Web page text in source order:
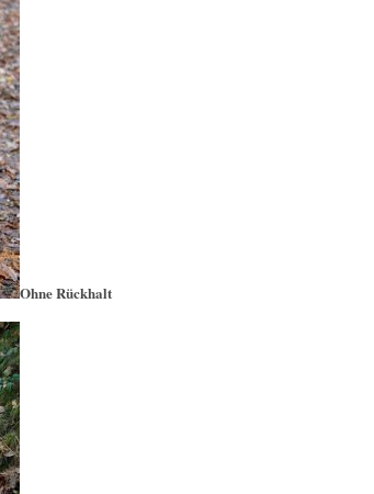
Ohne Rückhalt